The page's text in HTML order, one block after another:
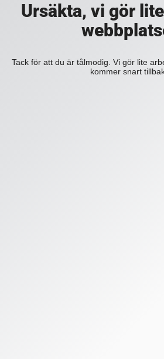
Ursäkta, vi gör
Tack för att du är tålmodig. Vi gör lite
kommer snart